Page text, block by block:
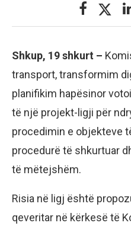
Shkup, 19 shkurt –
transport, transformim
planifikim hapësinor
të një projekt-ligji për
procedimin e objekteve
procedurë të shkurtuar
të mëtejshëm.
Risia në ligj është
qeveritar në kërkesë të